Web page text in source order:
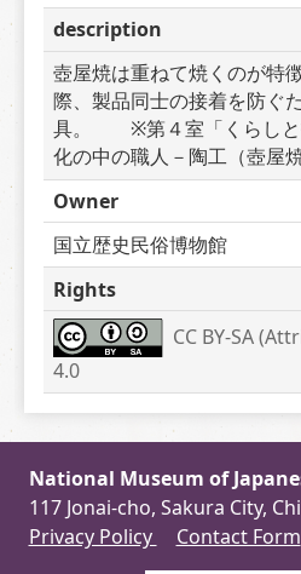
description
壺屋焼は重ねて焼くのが特
際、製品同士の接着を防ぐ
具。　　※第４室「くらし
化の中の職人－陶工（壺屋
Owner
国立歴史民俗博物館
Rights
CC BY-SA
4.0
National Museum of
117 Jonai-cho, Sakura City,
Privacy Policy
Contact Form